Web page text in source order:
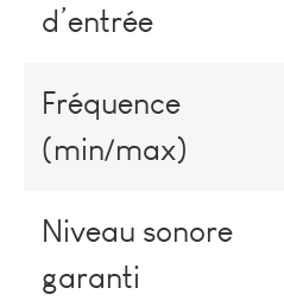
d’entrée
Fréquence
(min/max)
Niveau sonore
garanti